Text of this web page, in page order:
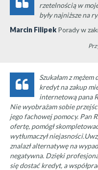
rzetelnością w
były najniższe na
Marcin Filipek Porady w
Szukałam z
kredyt na zakup
internetową pana
Nie wyobrażam sobie
jego fachowej pomocy. Pan
ofertę, pomógł
wytłumaczył
znalazł alternatywę na
negatywna. Dzięki
się dostać kredyt, a